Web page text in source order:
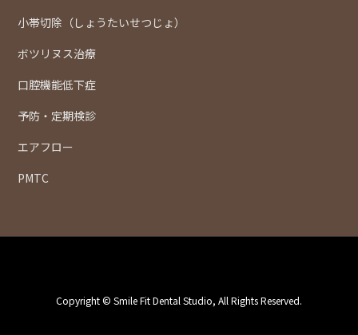
小帯切除（しょうたいせつじょ）
ボツリヌス治療
口腔機能低下症
予防・定期検診
エアフロー
PMTC
Copyright © Smile Fit Dental Studio, All Rights Reserved.